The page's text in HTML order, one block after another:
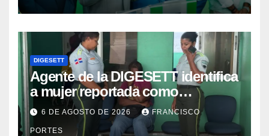
DIGESETT
Agente de la DIGESETT identifica
a mujer reportada como
desaparecida tras encontrarla
desorientada
6 DE AGOSTO DE 2026 FRANCISCO
PORTES